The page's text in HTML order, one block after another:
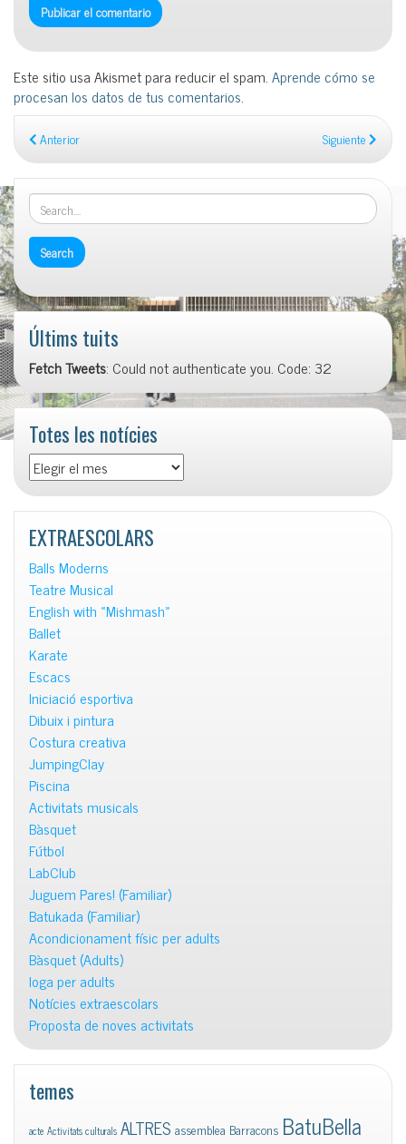
Este sitio usa Akismet para reducir el spam.Aprende cómo se
procesan los datos de tus comentarios.
Anterior Siguiente
Últims tuits
Fetch Tweets: Could not authenticate you. Code: 32
Totes les notícies
Totes
les
notícies
EXTRAESCOLARS
Balls Moderns
Teatre Musical
English with «Mishmash»
Ballet
Karate
Escacs
Iniciació esportiva
Dibuix i pintura
Costura creativa
JumpingClay
Piscina
Activitats musicals
Bàsquet
Fútbol
LabClub
Juguem Pares! (Familiar)
Batukada (Familiar)
Acondicionament físic per adults
Bàsquet (Adults)
Ioga per adults
Notícies extraescolars
Proposta de noves activitats
temes
acte Activitats culturals ALTRES assemblea Barracons BatuBella